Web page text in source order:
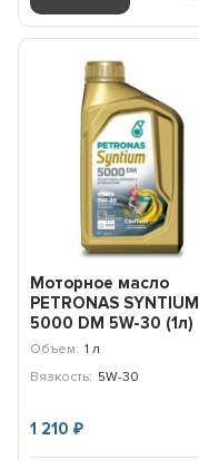
Моторное масло
PETRONAS SYNTIUM
5000 DM 5W-30 (1л)
19981619
Объем: 1 л
Вязкость: 5W-30
1 210₽